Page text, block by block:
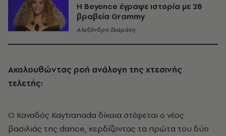
Η Beyonce έγραψε ιστορία με 28
βραβεία Grammy
Αλεξάνδρα Σκαράκη
Ακολουθώντας ροή ανάλογη της χτεσινής
τελετής:
Ο Καναδός Kaytranada δίκαια στέφεται ο νέος
βασιλιάς της dance, κερδίζοντας τα πρώτα του δύο